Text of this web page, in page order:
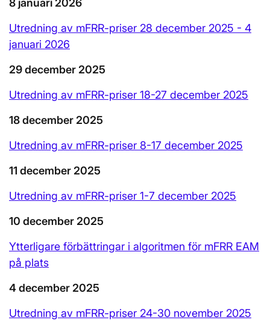
8 januari 2026
Utredning av mFRR-priser 28 december 2025 - 4
januari 2026
29 december 2025
Utredning av mFRR-priser 18-27 december 2025
18 december 2025
Utredning av mFRR-priser 8-17 december 2025
11 december 2025
Utredning av mFRR-priser 1-7 december 2025
10 december 2025
Ytterligare förbättringar i algoritmen för mFRR EAM
på plats
4 december 2025
Utredning av mFRR-priser 24-30 november 2025